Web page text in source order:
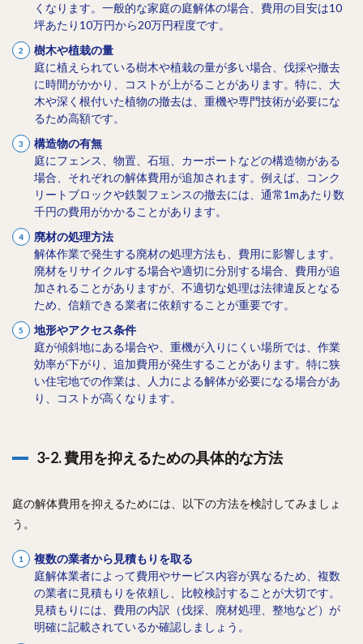
くなります。一般的な家庭の庭解体の場合、費用の目安は10
坪あたり10万円から20万円程度です。
樹木や植栽の量
庭に植えられている樹木や植栽の量が多い場合、伐採や撤去
に時間がかかり、コストが上がることがあります。特に、大
木や深く根付いた植物の撤去は、重機や専門技術が必要にな
るため高額です。
構造物の有無
庭にフェンス、物置、石垣、カーポートなどの構造物がある
場合、それぞれの解体費用が追加されます。例えば、コンク
リートブロックや鉄製フェンスの撤去には、通常1mあたり数
千円の費用がかかることがあります。
廃材の処理方法
解体作業で発生する廃材の処理方法も、費用に影響します。
廃材をリサイクルする場合や適切に分別する場合、費用が追
加されることがありますが、不適切な処理は法律違反となる
ため、信頼できる業者に依頼することが重要です。
地形やアクセス条件
庭が傾斜地にある場合や、重機が入りにくい場所では、作業
効率が下がり、追加費用が発生することがあります。特に狭
い住宅地での作業は、人力による解体が必要になる場合があ
り、コストが高くなります。
3-2. 費用を抑えるための具体的な方法
庭の解体費用を抑えるためには、以下の方法を検討してみましょ
う。
複数の業者から見積もりを取る
庭解体業者によって費用やサービス内容が異なるため、複数
の業者に見積もりを依頼し、比較検討することが大切です。
見積もりには、費用の内訳（伐採、廃材処理、整地など）が
明確に記載されているか確認しましょう。